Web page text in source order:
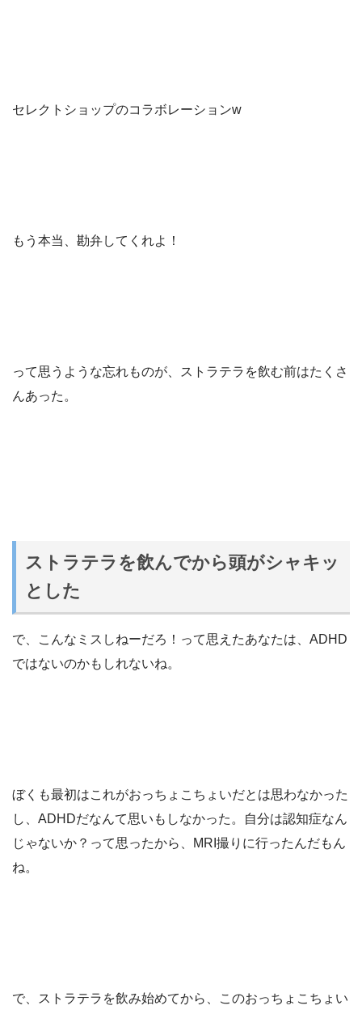
セレクトショップのコラボレーションw
もう本当、勘弁してくれよ！
って思うような忘れものが、ストラテラを飲む前はたくさ
んあった。
ストラテラを飲んでから頭がシャキッ
とした
で、こんなミスしねーだろ！って思えたあなたは、ADHD
ではないのかもしれないね。
ぼくも最初はこれがおっちょこちょいだとは思わなかった
し、ADHDだなんて思いもしなかった。自分は認知症なん
じゃないか？って思ったから、MRI撮りに行ったんだもん
ね。
で、ストラテラを飲み始めてから、このおっちょこちょい